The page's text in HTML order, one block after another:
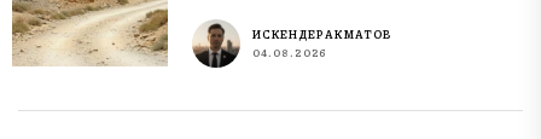
ИСКЕНДЕР АКМАТОВ
04.08.2026